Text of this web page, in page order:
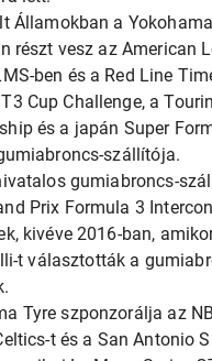
Államokban a
részt vesz az American
ben és a Red Line
Cup Challenge, a
és a japán Super
szállítója.
gumiabroncs-
Prix Formula 3
kivéve 2016-ban,
t választották a
Tyre szponzorálja az
t és a San Antonio